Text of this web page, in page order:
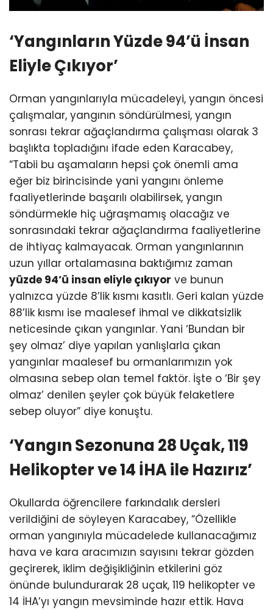
‘Yangınların Yüzde 94’ü İnsan
Eliyle Çıkıyor’
Orman yangınlarıyla mücadeleyi, yangın öncesi
çalışmalar, yangının söndürülmesi, yangın
sonrası tekrar ağaçlandırma çalışması olarak 3
başlıkta topladığını ifade eden Karacabey,
“Tabii bu aşamaların hepsi çok önemli ama
eğer biz birincisinde yani yangını önleme
faaliyetlerinde başarılı olabilirsek, yangın
söndürmekle hiç uğraşmamış olacağız ve
sonrasındaki tekrar ağaçlandırma faaliyetlerine
de ihtiyaç kalmayacak. Orman yangınlarının
uzun yıllar ortalamasına baktığımız zaman
yüzde 94’ü insan eliyle çıkıyor ve bunun
yalnızca yüzde 8’lik kısmı kasıtlı. Geri kalan yüzde
88’lik kısmı ise maalesef ihmal ve dikkatsizlik
neticesinde çıkan yangınlar. Yani ‘Bundan bir
şey olmaz’ diye yapılan yanlışlarla çıkan
yangınlar maalesef bu ormanlarımızın yok
olmasına sebep olan temel faktör. İşte o ‘Bir şey
olmaz’ denilen şeyler çok büyük felaketlere
sebep oluyor” diye konuştu.
‘Yangın Sezonuna 28 Uçak, 119
Helikopter ve 14 İHA ile Hazırız’
Okullarda öğrencilere farkındalık dersleri
verildiğini de söyleyen Karacabey, “Özellikle
orman yangınıyla mücadelede kullanacağımız
hava ve kara aracımızın sayısını tekrar gözden
geçirerek, iklim değişikliğinin etkilerini göz
önünde bulundurarak 28 uçak, 119 helikopter ve
14 İHA’yı yangın mevsiminde hazır ettik. Hava